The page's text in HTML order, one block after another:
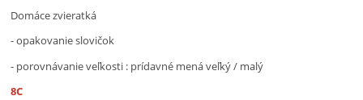
Domáce zvieratká
- opakovanie slovičok
- porovnávanie veľkosti : prídavné mená veľký / malý
8C